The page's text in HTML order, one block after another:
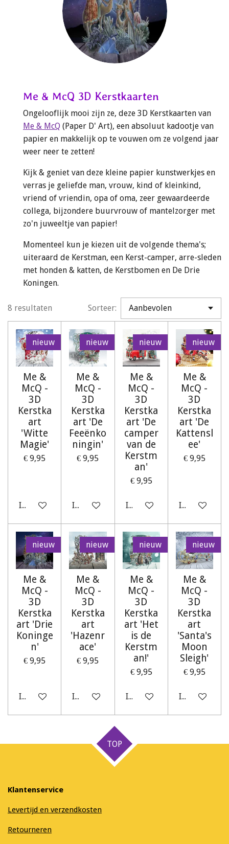
Me & McQ 3D Kerstkaarten
Ongelooflijk mooi zijn ze, deze 3D Kerstkaarten van
Me & McQ (Paper D' Art), een absoluut kadootje van
papier en makkelijk op te vouwen om ze volgend jaar
weer neer te zetten!
Kijk & geniet van deze kleine papier kunstwerkjes en
verras je geliefde man, vrouw, kind of kleinkind,
vriend of vriendin, opa of oma, zeer gewaardeerde
collega, bijzondere buurvrouw of mantelzorger met
zo'n juweeltje van papier!
Momenteel kun je kiezen uit de volgende thema's;
uiteraard de Kerstman, een Kerst-camper, arre-sleden
met honden & katten, de Kerstbomen en De Drie
Koningen.
8 resultaten Sorteer:
nieuw
Me &
McQ -
3D
Kerstka
art
'Witte
Magie'
€ 9,95
In winkelwagen
nieuw
Me &
McQ -
3D
Kerstka
art 'De
Feeënko
ningin'
€ 9,95
In winkelwagen
nieuw
Me &
McQ -
3D
Kerstka
art 'De
camper
van de
Kerstm
an'
€ 9,95
In winkelwagen
nieuw
Me &
McQ -
3D
Kerstka
art 'De
Kattensl
ee'
€ 9,95
In
nieuw
Me &
McQ -
3D
Kerstka
art 'Drie
Koninge
n'
€ 9,95
In winkelwagen
nieuw
Me &
McQ -
3D
Kerstka
art
'Hazenr
ace'
€ 9,95
In winkelwagen
nieuw
Me &
McQ -
3D
Kerstka
art 'Het
is de
Kerstm
an!'
€ 9,95
In winkelwagen
nieuw
Me &
McQ -
3D
Kerstka
art
'Santa's
Moon
Sleigh'
€ 9,95
In
TOP
Klantenservice
Levertijd en verzendkosten
Retourneren